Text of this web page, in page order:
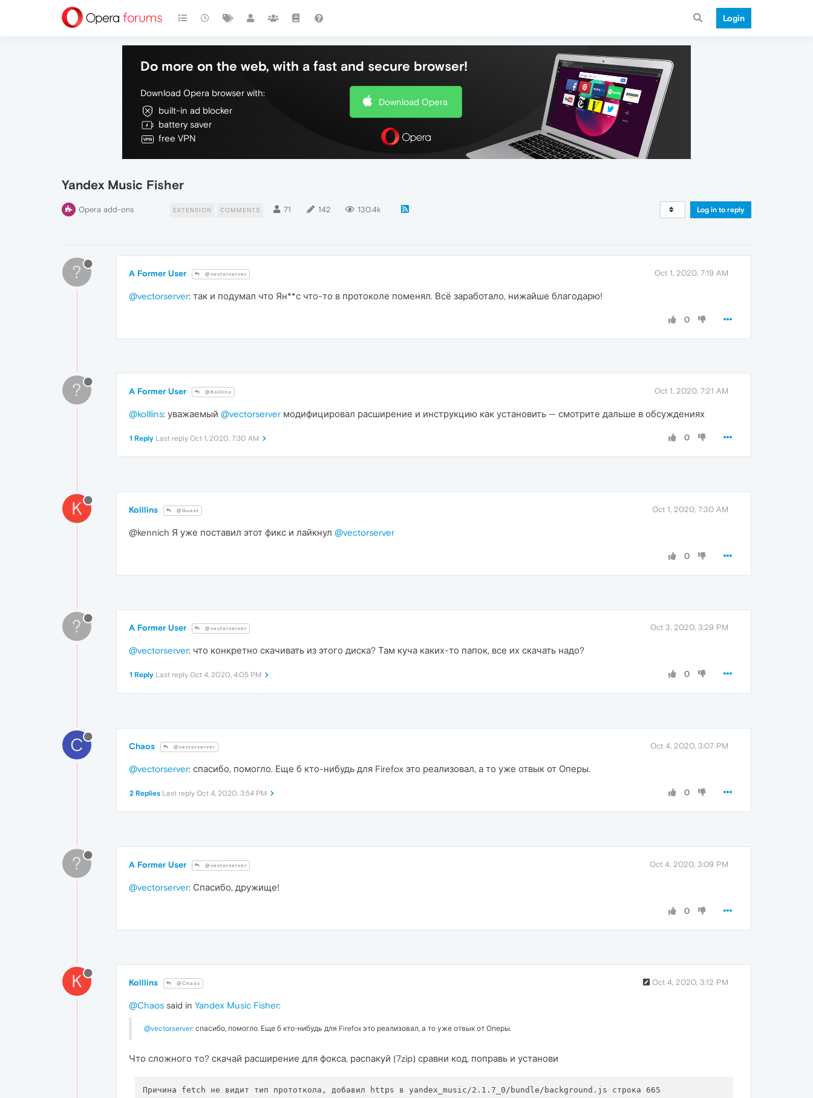
Login
Do more on the web, with a fast and secure browser!
Download Opera browser with:
built-in ad blocker
battery saver
free VPN
Download Opera
Yandex Music Fisher
Opera add-ons EXTENSION COMMENTS 71 142 130.4k Log in to reply
? A Former User @vectorserver Oct 1, 2020, 7:19 AM
@vectorserver: так и подумал что Ян**с что-то в протоколе поменял. Всё заработало, нижайше благодарю!
0
? A Former User @Kolllins Oct 1, 2020, 7:21 AM
@kolllins: уважаемый @vectorserver модифицировал расширение и инструкцию как установить — смотрите дальше в обсуждениях
0
1 Reply Last reply Oct 1, 2020, 7:30 AM
K Kolllins @Guest Oct 1, 2020, 7:30 AM
@kennich Я уже поставил этот фикс и лайкнул @vectorserver
0
? A Former User @vectorserver Oct 3, 2020, 3:29 PM
@vectorserver: что конкретно скачивать из этого диска? Там куча каких-то папок, все их скачать надо?
0
1 Reply Last reply Oct 4, 2020, 4:05 PM
C Chaos @vectorserver Oct 4, 2020, 3:07 PM
@vectorserver: спасибо, помогло. Еще б кто-нибудь для Firefox это реализовал, а то уже отвык от Оперы.
0
2 Replies Last reply Oct 4, 2020, 3:54 PM
? A Former User @vectorserver Oct 4, 2020, 3:09 PM
@vectorserver: Спасибо, дружище!
0
K Kolllins @Chaos Oct 4, 2020, 3:12 PM
@Chaos said in Yandex Music Fisher:
@vectorserver: спасибо, помогло. Еще б кто-нибудь для Firefox это реализовал, а то уже отвык от Оперы.
Что сложного то? скачай расширение для фокса, распакуй (7zip) сравни код, поправь и установи